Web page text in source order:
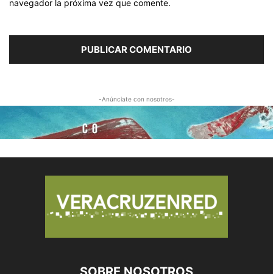
navegador la próxima vez que comente.
-Anúnciate con nosotros-